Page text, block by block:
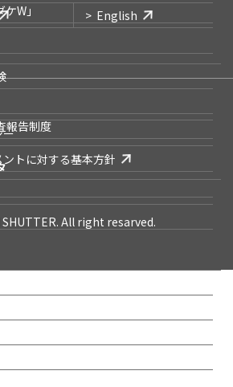
W」
報告制度
English
ー
トに対する基本方針
All right resarved.